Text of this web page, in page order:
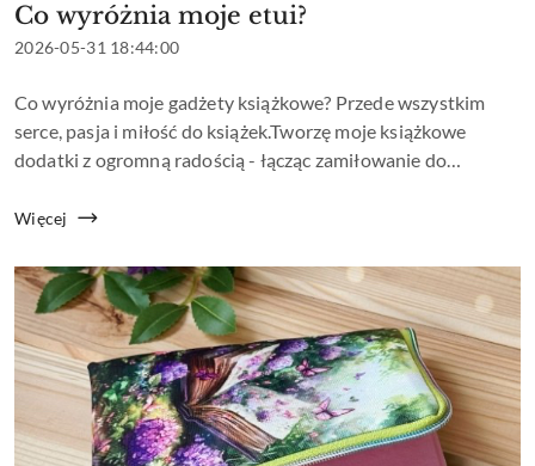
Tytuł
artykułu:
Co wyróżnia moje etui?
Data
2026-05-31 18:44:00
Treść
artykułu:
Co wyróżnia moje gadżety książkowe? Przede wszystkim
serce, pasja i miłość do książek.Tworzę moje książkowe
dodatki z ogromną radością - łącząc zamiłowanie do
mojej pracowni ręcznie, z najw...
Więcej